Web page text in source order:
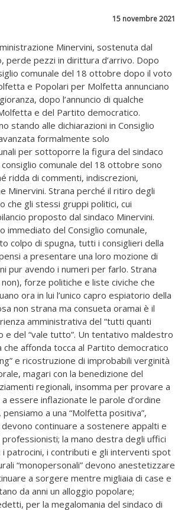
15 novembre 2021
Minervini, sostenuta dal
perde pezzi in dirittura d’arrivo. Dopo
comunale del 18 ottobre dopo il voto
e Popolari per Molfetta annunciano
dopo l’annuncio di qualche
e del Partito democratico.
stando alle dichiarazioni in Consiglio
formalmente solo
per sottoporre la figura del sindaco
comunale del 18 ottobre sono
ridda di commenti, indiscrezioni,
Minervini. Strana perché il ritiro degli
che gli stessi gruppi politici, cui
proposto dal sindaco Minervini.
immediato del Consiglio comunale,
colpo di spugna, tutti i consiglieri della
a presentare una loro mozione di
pur avendo i numeri per farlo. Strana
forze politiche e liste civiche che
ora in lui l’unico capro espiatorio della
non strana ma consueta oramai è il
amministrativa del “tutti quanti
e del “vale tutto”. Un tentativo maldestro
che affonda tocca al Partito democratico
e ricostruzione di improbabili verginità
magari con la benedizione del
regionali, insomma per provare a
essere inflazionate le parole d’ordine
a una “Molfetta positiva”,
continuare a sostenere appalti e
la mano destra degli uffici
i patrocini, i contributi e gli interventi spot
“monopersonali” devono anestetizzare
a sorgere mentre migliaia di case e
da anni un alloggio popolare;
per la megalomania del sindaco di